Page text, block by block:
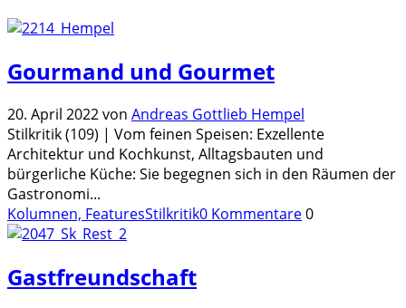
Gourmand und Gourmet
20. April 2022von Andreas Gottlieb Hempel
Stilkritik (109) | Vom feinen Speisen: Exzellente
Architektur und Kochkunst, Alltagsbauten und
bürgerliche Küche: Sie begegnen sich in den Räumen der
Gastronomi...
Kolumnen, FeaturesStilkritik0 Kommentare0
Gastfreundschaft